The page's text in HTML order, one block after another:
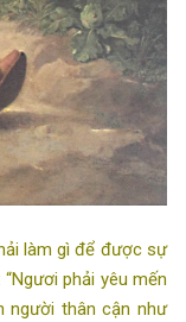
làm gì để được sự
phải yêu mến
người thân cận như